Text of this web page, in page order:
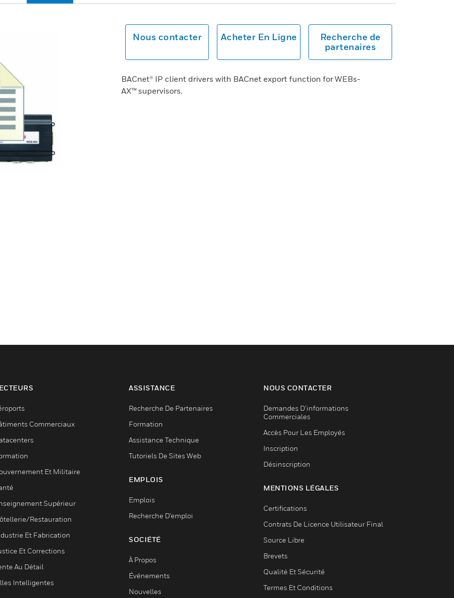
Nous contacter Acheter En Ligne
Recherche de
partenaires
BACnet® IP client drivers with BACnet export function for WEBs-
AX™ supervisors.
Commerciaux
Et Militaire
Supérieur
Restauration
Et Fabrication
Et Corrections
Au Détail
Intelligentes
ASSISTANCE
Recherche De Partenaires
Formation
Assistance Technique
Tutoriels De Sites Web
EMPLOIS
Emplois
Recherche D'emploi
SOCIÉTÉ
À Propos
Événements
Nouvelles
NOUS CONTACTER
Demandes D’informations
Commerciales
Accès Pour Les Employés
Inscription
Désinscription
MENTIONS LÉGALES
Certifications
Contrats De Licence Utilisateur Final
Source Libre
Brevets
Qualité Et Sécurité
Termes Et Conditions